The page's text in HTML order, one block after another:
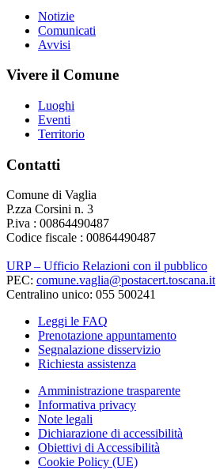
Notizie
Comunicati
Avvisi
Vivere il Comune
Luoghi
Eventi
Territorio
Contatti
Comune di Vaglia
P.zza Corsini n. 3
P.iva : 00864490487
Codice fiscale : 00864490487
URP – Ufficio Relazioni con il pubblico
PEC: comune.vaglia@postacert.toscana.it
Centralino unico: 055 500241
Leggi le FAQ
Prenotazione appuntamento
Segnalazione disservizio
Richiesta assistenza
Amministrazione trasparente
Informativa privacy
Note legali
Dichiarazione di accessibilità
Obiettivi di Accessibilità
Cookie Policy (UE)